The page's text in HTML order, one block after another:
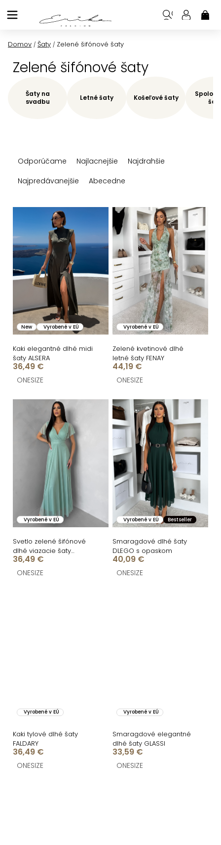
na
Domov / Šaty / Zelené šifónové šaty
Zelené šifónové šaty
Šaty na
svadbu
Letné šaty Košeľové šaty
a
d
n
i
e
p
r
d
u
k
t
o
v
Odporúčame Najlacnejšie
Najdrahšie
Najpredávanejšie
Abecedne
ý
p
i
s
r
o
d
u
k
o
New Vyrobené v EÚ
Kaki elegantné dlhé midi
šaty ALSERA
36,49 €
ONESIZE
Vyrobené v EÚ
Zelené kvetinové dlhé
letné šaty FENAY
44,19 €
ONESIZE
Vyrobené v EÚ
Svetlo zelené šifónové
dlhé viazacie šaty
VIONELA
36,49 €
ONESIZE
Vyrobené v EÚ Bestseller
Smaragdové dlhé šaty
DLEGO s opaskom
40,09 €
ONESIZE
Vyrobené v EÚ
Kaki tylové dlhé šaty
FALDARY
36,49 €
ONESIZE
Vyrobené v EÚ
Smaragdové elegantné
dlhé šaty GLASSI
33,59 €
ONESIZE